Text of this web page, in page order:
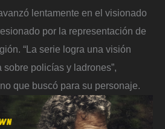
lentamente en el visionado
por la representación de
“La serie logra una visión
policías y ladrones”,
que buscó para su personaje.